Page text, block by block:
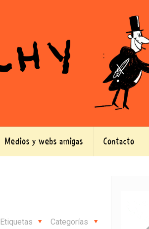
Medios y webs amigas Contacto
Categorías
Etiquetas